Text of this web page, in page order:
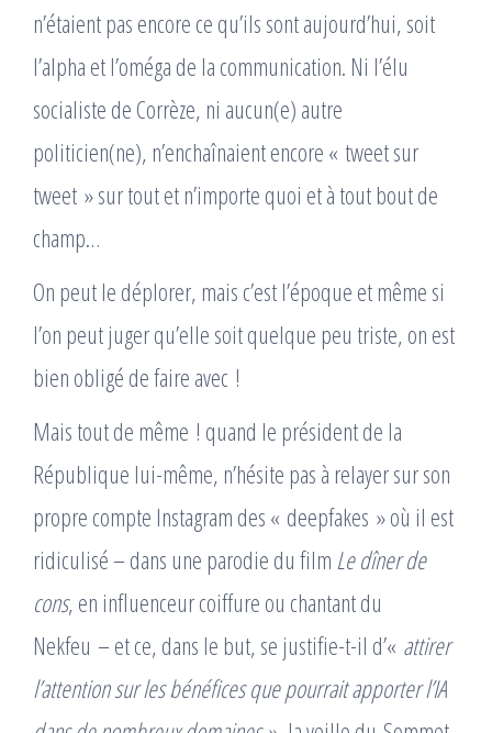
n’étaient pas encore ce qu’ils sont aujourd’hui, soit
l’alpha et l’oméga de la communication. Ni l’élu
socialiste de Corrèze, ni aucun(e) autre
politicien(ne), n’enchaînaient encore « tweet sur
tweet » sur tout et n’importe quoi et à tout bout de
champ…
On peut le déplorer, mais c’est l’époque et même si
l’on peut juger qu’elle soit quelque peu triste, on est
bien obligé de faire avec !
Mais tout de même ! quand le président de la
République lui-même, n’hésite pas à relayer sur son
propre compte Instagram des « deepfakes » où il est
ridiculisé – dans une parodie du film Le dîner de
cons, en influenceur coiffure ou chantant du
Nekfeu – et ce, dans le but, se justifie-t-il d’« attirer
l’attention sur les bénéfices que pourrait apporter l’IA